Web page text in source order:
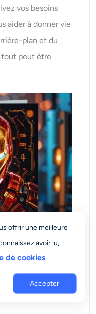
vos besoins
aider à donner vie
plan et du
peut être
up
offrir une meilleure
avoir lu,
de cookies
Accepter